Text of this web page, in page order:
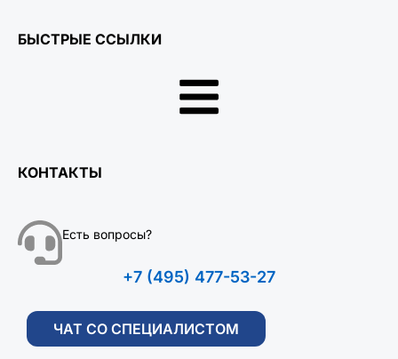
БЫСТРЫЕ ССЫЛКИ
КОНТАКТЫ
Есть вопросы?
+7 (495) 477-53-27
ЧАТ СО СПЕЦИАЛИСТОМ